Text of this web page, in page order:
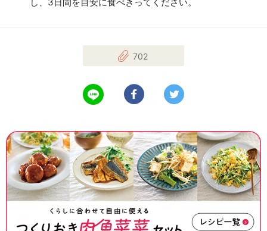
702
LINEで送る Facebookでシェアする